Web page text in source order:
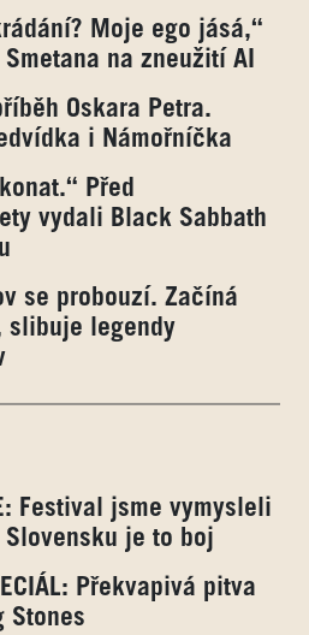
Moje ego jásá,“
na zneužití AI
Oskara Petra.
i Námořníčka
Před
vydali Black Sabbath
se probouzí. Začíná
slibuje legendy
Festival jsme vymysleli
Slovensku je to boj
Překvapivá pitva
Stones